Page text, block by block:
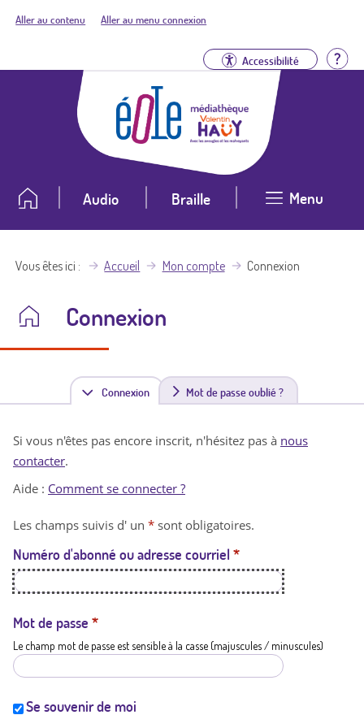
Aller au contenu Aller au menu connexion
Accessibilité
Audio Braille Menu
Vous êtes ici Accueil Mon compte Connexion
Connexion
Connexion(
n
t
a
t
i
Mot de passe oublié ?
Si vous n'êtes pas encore inscrit, n'hésitez pas à nous
contacter.
Aide : Comment se connecter ?
Les champs suivis d' un * sont obligatoires.
Numéro d'abonné ou adresse courriel *
Mot de passe *
Le champ mot de passe est sensible à la casse (majuscules / minuscules)
Se souvenir de moi